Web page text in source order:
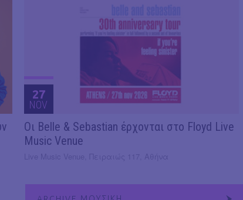
27
NOV
Οι Belle & Sebastian έρχονται στο Floyd Live
Music Venue